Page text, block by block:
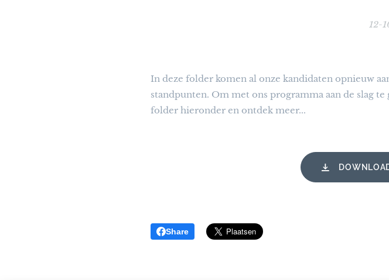
12-
In deze folder komen al onze kandidaten opnieuw
standpunten. Om met ons programma aan de slag
folder hieronder en ontdek meer...
Share